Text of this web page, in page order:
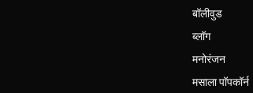
बॉलीवुड
ब्लॉग
मनोरंजन
मसाला पॉपकॉर्न